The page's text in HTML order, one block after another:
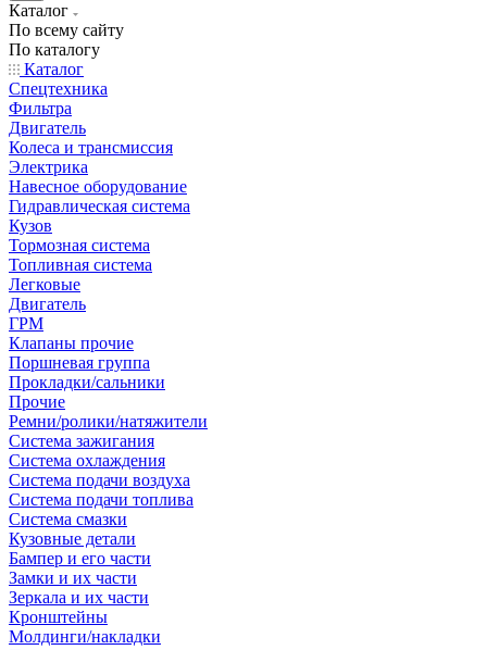
Каталог
По всему сайту
По каталогу
Каталог
Спецтехника
Фильтра
Двигатель
Колеса и трансмиссия
Электрика
Навесное оборудование
Гидравлическая система
Кузов
Тормозная система
Топливная система
Легковые
Двигатель
ГРМ
Клапаны прочие
Поршневая группа
Прокладки/сальники
Прочие
Ремни/ролики/натяжители
Система зажигания
Система охлаждения
Система подачи воздуха
Система подачи топлива
Система смазки
Кузовные детали
Бампер и его части
Замки и их части
Зеркала и их части
Кронштейны
Молдинги/накладки